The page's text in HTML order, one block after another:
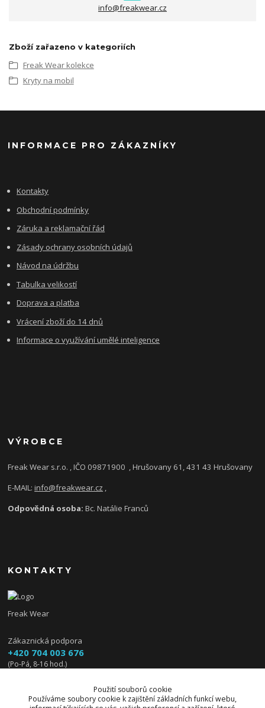
info@freakwear.cz
Zboží zařazeno v kategoriích
Freak Wear kolekce
Kryty na mobil
INFORMACE PRO ZÁKAZNÍKY
Kontakty
Obchodní podmínky
Záruka a reklamační řád
Zásady ochrany osobních údajů
Návod na údržbu
Tabulka velikostí
Doprava a platba
Vrácení zboží do 14 dnů
Informace o využívání umělé inteligence
VÝROBCE
Freak Wear s.r.o. , IČO 09871900 , Hrušovany 61, 431 43 Hrušovany
E-MAIL:info@freakwear.cz ,
Odpovědná osoba:Bc. Natálie Franců
KONTAKTY
Freak Wear
Zákaznická podpora
+420 704 003 676
(Po-Pá, 8-16 hod.)
info@freakwear.czPoužití souborů cookie
Používáme soubory cookie k zajištění základních funkcí webu,